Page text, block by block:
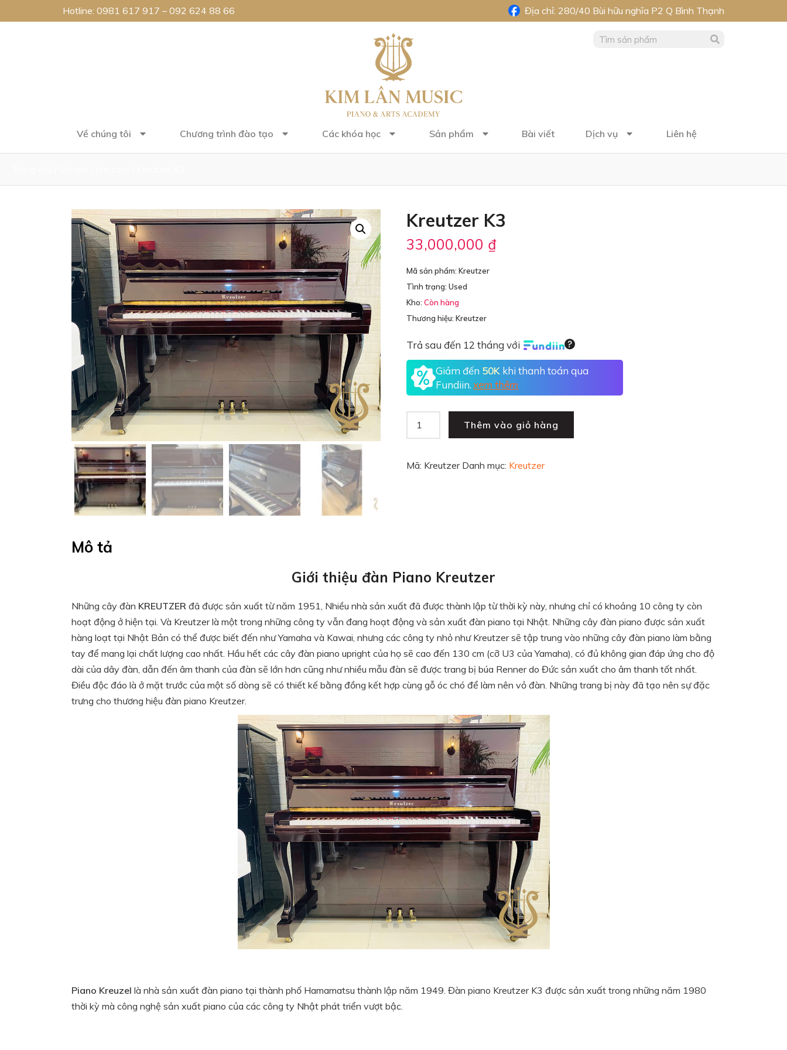
Hotline: 0981 617 917 – 092 624 88 66 Địa chỉ: 280/40 Bùi hữu nghĩa P2 Q Bình Thạnh
Về chúng tôi Chương trình đào tạo Các khóa học Sản phẩm Bài viết Dịch vụ Liên hệ
Kreutzer K3
33,000,000 ₫
Mã sản phẩm: Kreutzer
Tình trạng: Used
Kho: Còn hàng
Thương hiệu: Kreutzer
Trả sau đến 12 tháng với
Giảm đến 50K khi thanh toán qua
Fundiin. xem thêm
Thêm vào giỏ hàng
Mã: Kreutzer Danh mục: Kreutzer
Mô tả
Giới thiệu đàn Piano Kreutzer
Những cây đàn KREUTZER đã được sản xuất từ năm 1951, Nhiều nhà sản xuất đã được thành lập từ thời kỳ này, nhưng chỉ có khoảng 10 công ty còn
hoạt động ở hiện tại. Và Kreutzer là một trong những công ty vẫn đang hoạt động và sản xuất đàn piano tại Nhật. Những cây đàn piano được sản xuất
hàng loạt tại Nhật Bản có thể được biết đến như Yamaha và Kawai, nhưng các công ty nhỏ như Kreutzer sẽ tập trung vào những cây đàn piano làm bằng
tay để mang lại chất lượng cao nhất. Hầu hết các cây đàn piano upright của họ sẽ cao đến 130 cm (cỡ U3 của Yamaha), có đủ không gian đáp ứng cho độ
dài của dây đàn, dẫn đến âm thanh của đàn sẽ lớn hơn cũng như nhiều mẫu đàn sẽ được trang bị búa Renner do Đức sản xuất cho âm thanh tốt nhất.
Điều độc đáo là ở mặt trước của một số dòng sẽ có thiết kế bằng đồng kết hợp cùng gỗ óc chó để làm nên vỏ đàn. Những trang bị này đã tạo nên sự đặc
trưng cho thương hiệu đàn piano Kreutzer.
Piano Kreuzel là nhà sản xuất đàn piano tại thành phố Hamamatsu thành lập năm 1949. Đàn piano Kreutzer K3 được sản xuất trong những năm 1980
thời kỳ mà công nghệ sản xuất piano của các công ty Nhật phát triển vượt bậc.